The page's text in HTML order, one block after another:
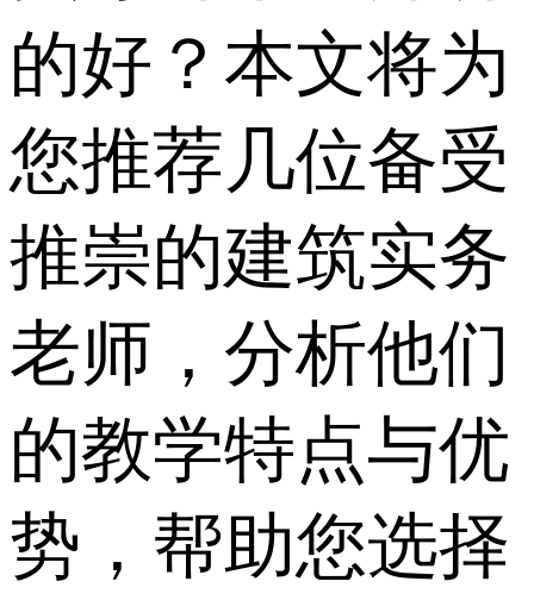
的好？本文将为
您推荐几位备受
推崇的建筑实务
老师，分析他们
的教学特点与优
势，帮助您选择